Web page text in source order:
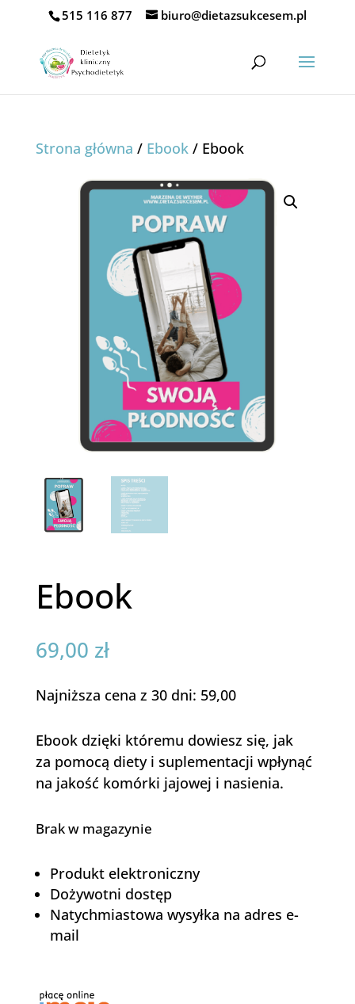
515 116 877 biuro@dietazsukcesem.pl
Strona główna / Ebook/ Ebook
Ebook
69,00 zł
Najniższa cena z 30 dni: 59,00
Ebook dzięki któremu dowiesz się, jak
za pomocą diety i suplementacji wpłynąć
na jakość komórki jajowej i nasienia.
Brak w magazynie
Produkt elektroniczny
Dożywotni dostęp
Natychmiastowa wysyłka na adres e-
mail